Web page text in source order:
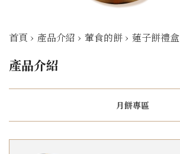
首頁 › 產品介紹 › 葷食的餅 › 蓮子餅禮盒
產品介紹
月餅專區